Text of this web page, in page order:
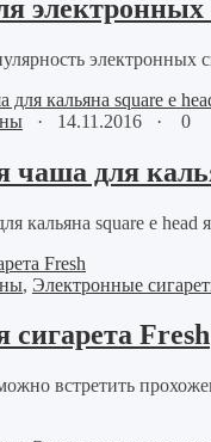
электронных
электронных
· 14.11.2016 · 0
чаша для
кальяна square e
, Электронные
сигарета Fresh
встретить